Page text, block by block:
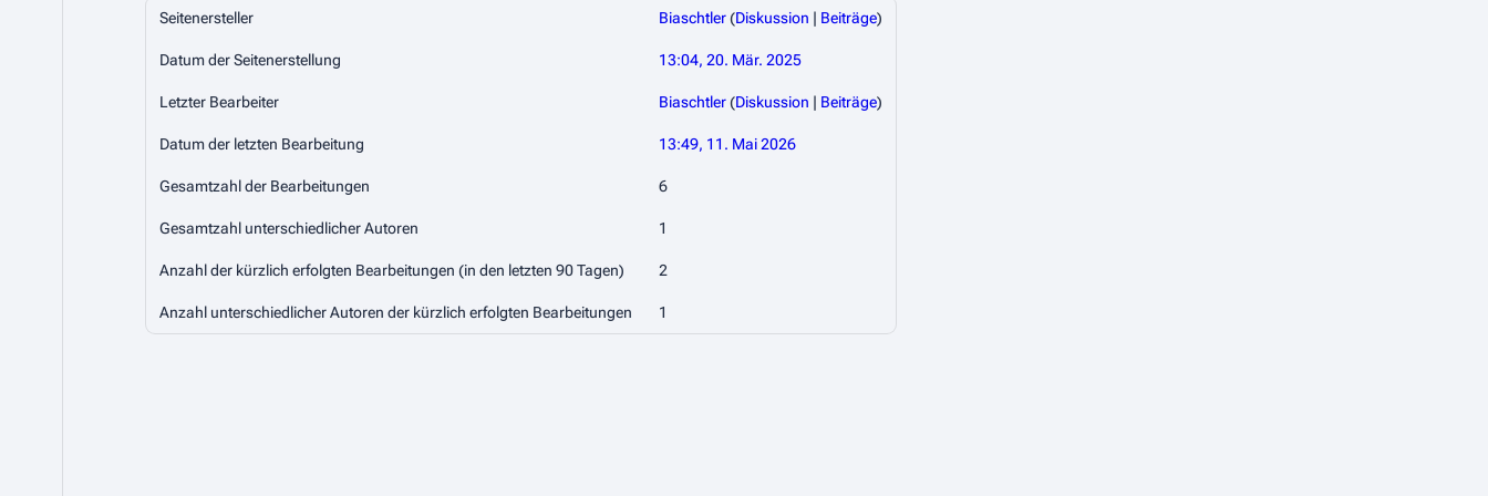
Seitenersteller Biaschtler(Diskussion | Beiträge)
Datum der Seitenerstellung 13:04, 20. Mär. 2025
Letzter Bearbeiter Biaschtler(Diskussion | Beiträge)
Datum der letzten Bearbeitung 13:49, 11. Mai 2026
Gesamtzahl der Bearbeitungen 6
Gesamtzahl unterschiedlicher Autoren 1
Anzahl der kürzlich erfolgten Bearbeitungen (in den letzten 90 Tagen) 2
Anzahl unterschiedlicher Autoren der kürzlich erfolgten Bearbeitungen 1